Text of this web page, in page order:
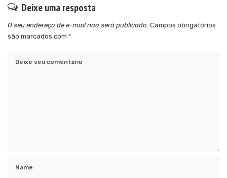
Deixe uma resposta
O seu endereço de e-mail não será publicado. Campos obrigatórios
são marcados com *